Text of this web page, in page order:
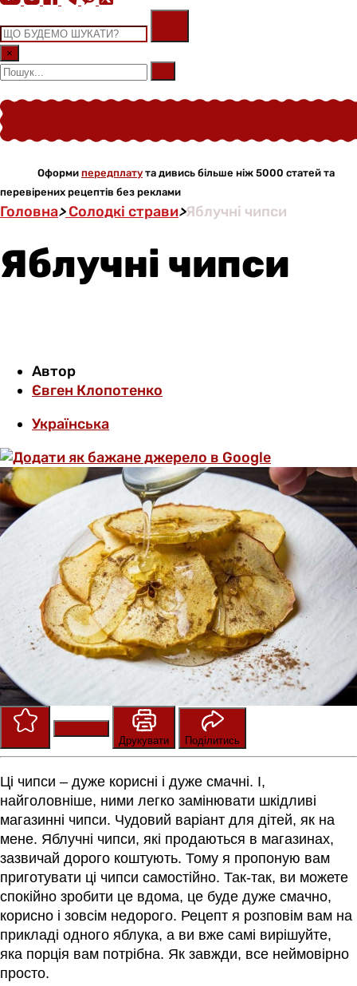
×
Оформи передплату та дивись більше ніж 5000 статей та
перевірених рецептів без реклами
Головна>Солодкі страви>Яблучні чипси
Яблучні чипси
Автор
Євген Клопотенко
Українська
Друкувати
Поділитись
Ці чипси – дуже корисні і дуже смачні. І,
найголовніше, ними легко замінювати шкідливі
магазинні чипси. Чудовий варіант для дітей, як на
мене. Яблучні чипси, які продаються в магазинах,
зазвичай дорого коштують. Тому я пропоную вам
приготувати ці чипси самостійно. Так-так, ви можете
спокійно зробити це вдома, це буде дуже смачно,
корисно і зовсім недорого. Рецепт я розповім вам на
прикладі одного яблука, а ви вже самі вирішуйте,
яка порція вам потрібна. Як завжди, все неймовірно
просто.